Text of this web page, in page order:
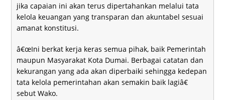
jika capaian ini akan terus dipertahankan melalui tata
kelola keuangan yang transparan dan akuntabel sesuai
amanat konstitusi.
â€œIni berkat kerja keras semua pihak, baik Pemerintah
maupun Masyarakat Kota Dumai. Berbagai catatan dan
kekurangan yang ada akan diperbaiki sehingga kedepan
tata kelola pemerintahan akan semakin baik lagiâ€
sebut Wako.